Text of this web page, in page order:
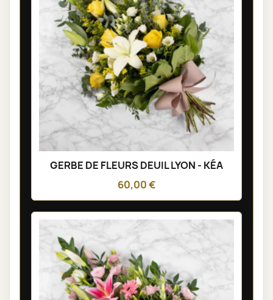
GERBE DE FLEURS DEUIL LYON - KÉA
60,00 €